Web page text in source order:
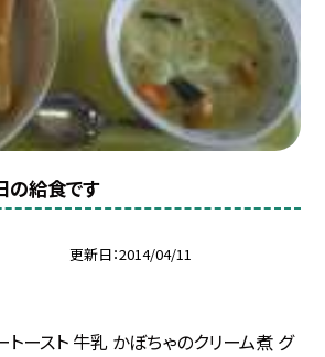
の給食です
更新日 2014/04/11
ースト 牛乳 かぼちゃのクリーム煮 グ